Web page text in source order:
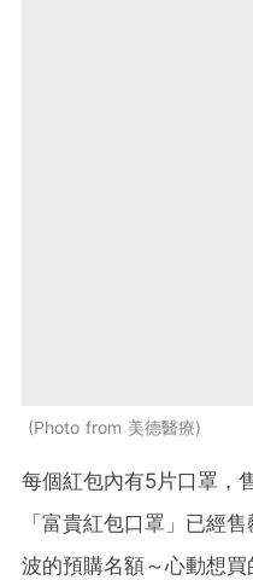
Photo from 美德醫療
每個紅包內有5片口罩，
「富貴紅包口罩」已經
波的預購名額～心動想